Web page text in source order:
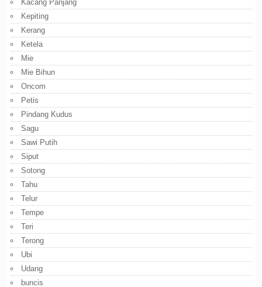
Kacang Panjang
Kepiting
Kerang
Ketela
Mie
Mie Bihun
Oncom
Petis
Pindang Kudus
Sagu
Sawi Putih
Siput
Sotong
Tahu
Telur
Tempe
Teri
Terong
Ubi
Udang
buncis